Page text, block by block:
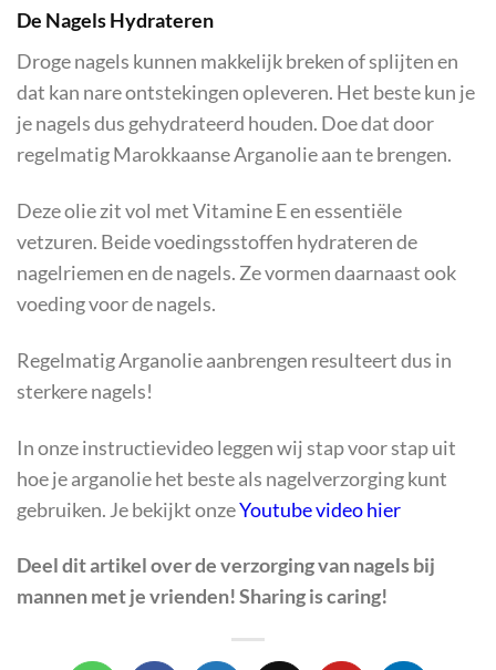
De Nagels Hydrateren
Droge nagels kunnen makkelijk breken of splijten en
dat kan nare ontstekingen opleveren. Het beste kun je
je nagels dus gehydrateerd houden. Doe dat door
regelmatig Marokkaanse Arganolie aan te brengen.
Deze olie zit vol met Vitamine E en essentiële
vetzuren. Beide voedingsstoffen hydrateren de
nagelriemen en de nagels. Ze vormen daarnaast ook
voeding voor de nagels.
Regelmatig Arganolie aanbrengen resulteert dus in
sterkere nagels!
In onze instructievideo leggen wij stap voor stap uit
hoe je arganolie het beste als nagelverzorging kunt
gebruiken. Je bekijkt onzeYoutube video hier
Deel dit artikel overde verzorging van nagels bij
mannenmet je vrienden! Sharing is caring!